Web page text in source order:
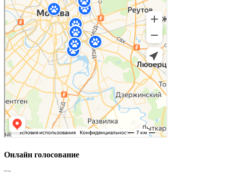
Онлайн голосование